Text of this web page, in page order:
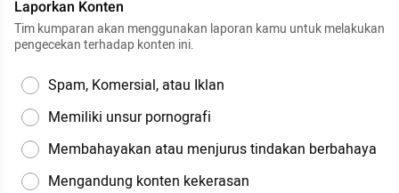
Laporkan Konten
Tim kumparan akan menggunakan laporan kamu untuk melakukan
pengecekan terhadap konten ini.
Spam, Komersial, atau Iklan
Memiliki unsur pornografi
Membahayakan atau menjurus tindakan berbahaya
Mengandung konten kekerasan